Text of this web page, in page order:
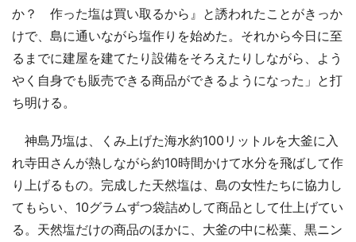
か？ 作った塩は買い取るから』と誘われたことがきっか
けで、島に通いながら塩作りを始めた。それから今日に至
るまでに建屋を建てたり設備をそろえたりしながら、よう
やく自身でも販売できる商品ができるようになった」と打
ち明ける。
神島乃塩は、くみ上げた海水約100リットルを大釜に入
れ寺田さんが熱しながら約10時間かけて水分を飛ばして作
り上げるもの。完成した天然塩は、島の女性たちに協力し
てもらい、10グラムずつ袋詰めして商品として仕上げてい
る。天然塩だけの商品のほかに、大釜の中に松葉、黒ニン